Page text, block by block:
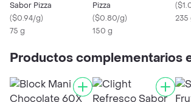
Sabor Pizza
($0.94/g)
75 g
Pizza
($0.80/g)
150 g
(
235
Productos complementarios